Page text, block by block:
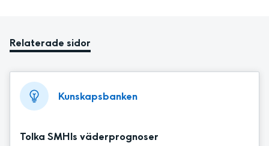
Relaterade sidor
Kunskapsbanken
Tolka SMHIs väderprognoser